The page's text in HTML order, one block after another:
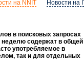
Новости на
на NNIT
в поисковых запросах
неделю содержат в общей
употребляемое в
так и для отдельных